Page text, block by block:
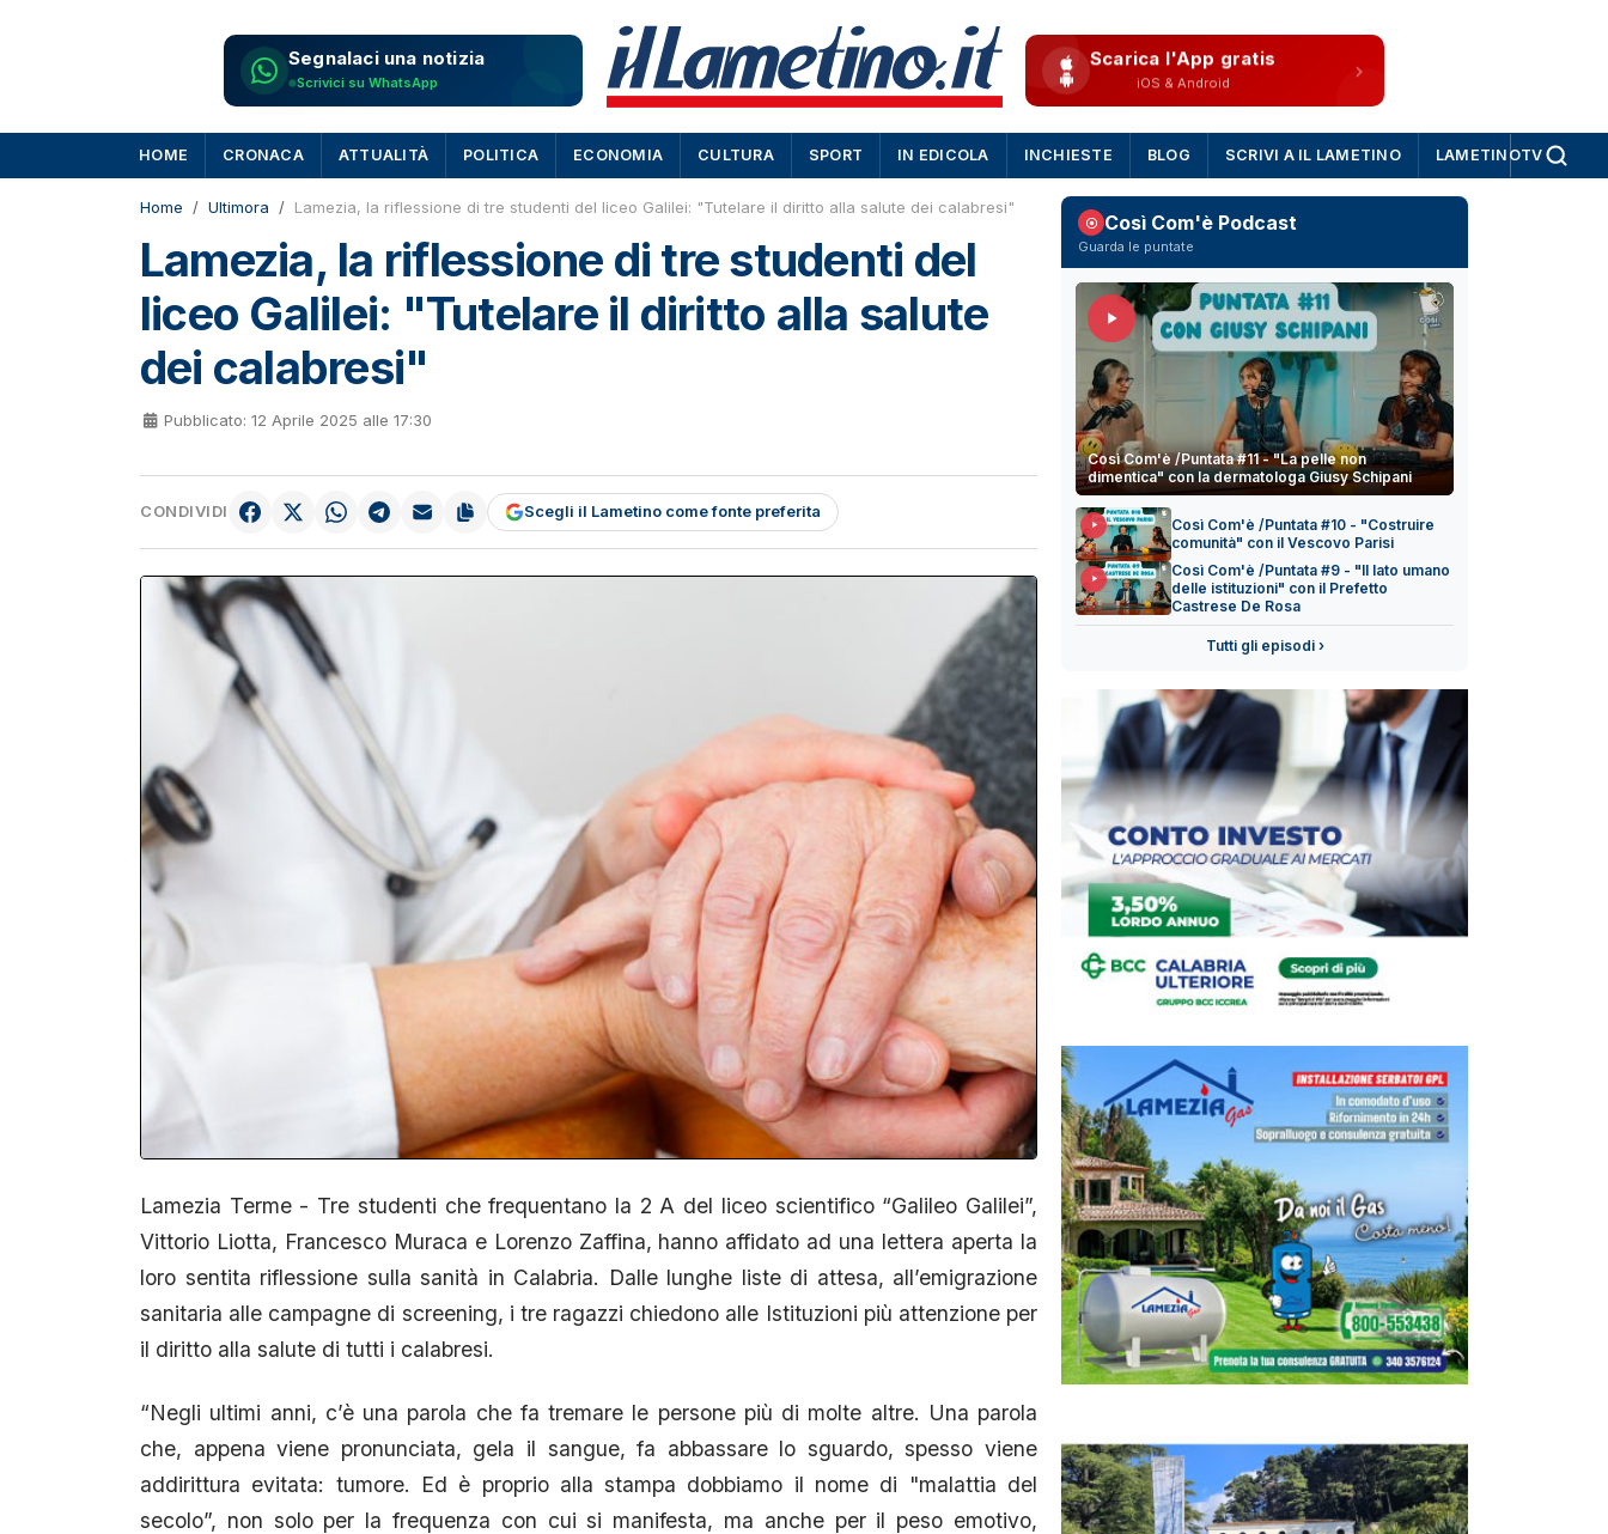
Segnalaci una notizia
Scrivici su WhatsApp
Scarica l'App gratis
iOS & Android
HOME CRONACA ATTUALITÀ POLITICA ECONOMIA CULTURA SPORT IN EDICOLA INCHIESTE BLOG SCRIVI A IL LAMETINO LAMETINOTV
Home Ultimora Lamezia, la riflessione di tre studenti del liceo Galilei: "Tutelare il diritto alla salute dei calabresi"
Lamezia, la riflessione di tre studenti del
liceo Galilei: "Tutelare il diritto alla salute
dei calabresi"
Pubblicato: 12 Aprile 2025 alle 17:30
CONDIVIDI Scegli il Lametino come fonte preferita
Lamezia Terme - Tre studenti che frequentano la 2 A del liceo scientifico “Galileo Galilei”,
Vittorio Liotta, Francesco Muraca e Lorenzo Zaffina, hanno affidato ad una lettera aperta la
loro sentita riflessione sulla sanità in Calabria. Dalle lunghe liste di attesa, all’emigrazione
sanitaria alle campagne di screening, i tre ragazzi chiedono alle Istituzioni più attenzione per
il diritto alla salute di tutti i calabresi.
“Negli ultimi anni, c’è una parola che fa tremare le persone più di molte altre. Una parola
che, appena viene pronunciata, gela il sangue, fa abbassare lo sguardo, spesso viene
addirittura evitata: tumore. Ed è proprio alla stampa dobbiamo il nome di "malattia del
secolo”, non solo per la frequenza con cui si manifesta, ma anche per il peso emotivo,
Così Com'è Podcast
Guarda le puntate
Così Com'è /Puntata #11 - "La pelle non
dimentica" con la dermatologa Giusy Schipani
Così Com'è /Puntata #10 - "Costruire
comunità" con il Vescovo Parisi
Così Com'è /Puntata #9 - "Il lato umano
delle istituzioni" con il Prefetto
Castrese De Rosa
Tutti gli episodi ›